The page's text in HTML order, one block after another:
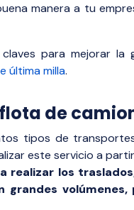
manera a tu
para mejorar
última milla.
de
tipos de
este servicio a
realizar los
grandes